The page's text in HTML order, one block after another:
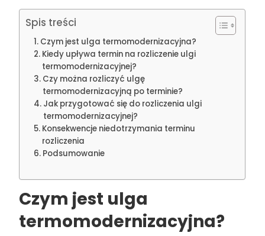
Spis treści
Czym jest ulga termomodernizacyjna?
Kiedy upływa termin na rozliczenie ulgi
termomodernizacyjnej?
Czy można rozliczyć ulgę
termomodernizacyjną po terminie?
Jak przygotować się do rozliczenia ulgi
termomodernizacyjnej?
Konsekwencje niedotrzymania terminu
rozliczenia
Podsumowanie
Czym jest ulga
termomodernizacyjna?